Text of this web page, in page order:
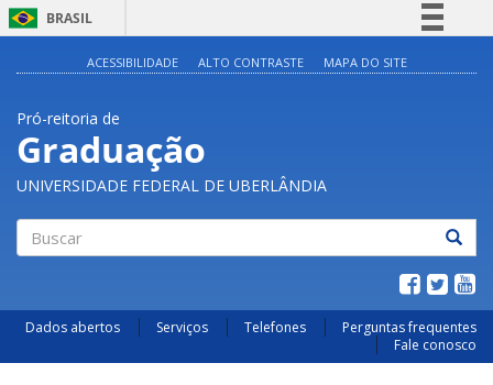
BRASIL
Legislação
Canais
ACESSIBILIDADE ALTO CONTRASTE MAPA DO SITE
Pró-reitoria de
Graduação
UNIVERSIDADE FEDERAL DE UBERLÂNDIA
Dados abertos Serviços Telefones
Perguntas frequentes
Fale conosco